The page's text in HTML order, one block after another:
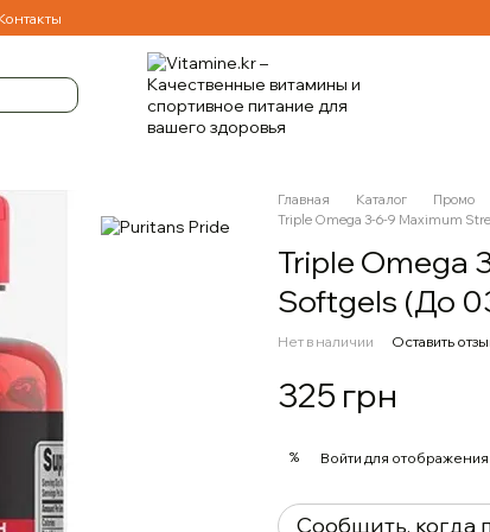
Главная Каталог Промо
Triple Omega 3-6-9 Maximum
Triple Omega
Softgels (До
Нет в наличии Оставить
325 грн
% Войти для
Сообщить, когда